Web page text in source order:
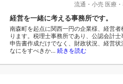
流通・小売 医療
経営を一緒に考える事務所です。
南森町を起点に関西一円の企業様、経営
ります。税理士事務所であり、公認会計
申告書作成だけでなく、財政状況、経営
なにをすべきか… 続きを読む